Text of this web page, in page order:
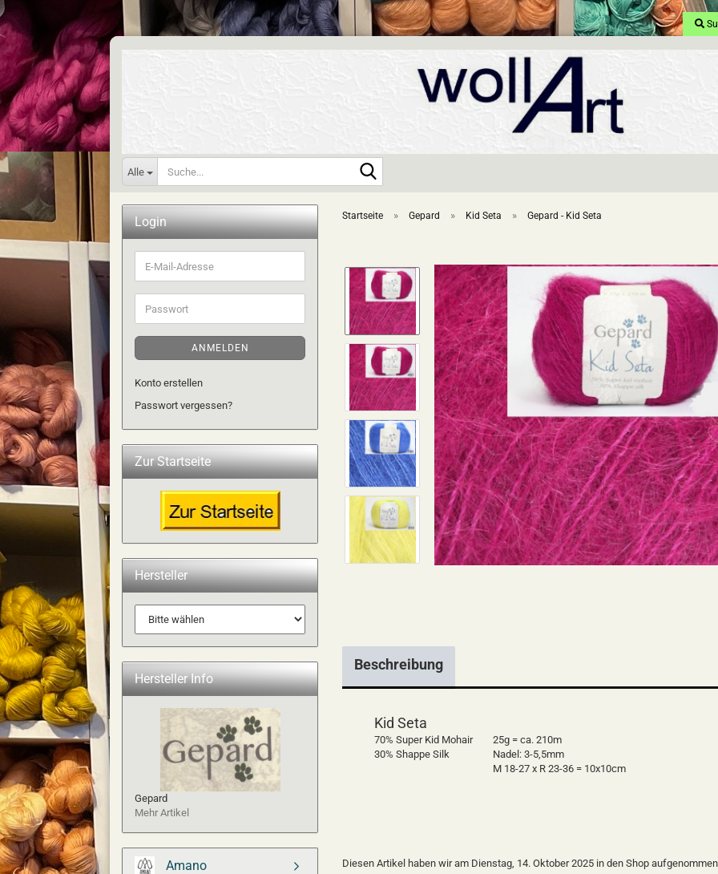
Alle
Startseite » Gepard » Kid Seta » Gepard - Kid Seta
Beschreibung
Kid Seta
70% Super Kid Mohair
25g = ca. 210m
30% Shappe Silk
Nadel: 3-5,5mm
M 18-27 x R 23-36 = 10x10cm
Diesen Artikel haben wir am Dienstag, 14. Oktober 2025 in den Shop
Login
E-
Mail-
Adresse
Passwort
ANMELDEN
Konto erstellen
Passwort vergessen?
Zur Startseite
Hersteller
Hersteller Info
Gepard
Mehr Artikel
Amano